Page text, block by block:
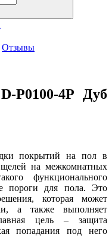
Отзывы
P0100-4P Дуб
покрытий на пол в
щелей на межкомнатных
функционального
пороги для пола. Это
которая может
а также выполняет
цель – защита
попадания под него